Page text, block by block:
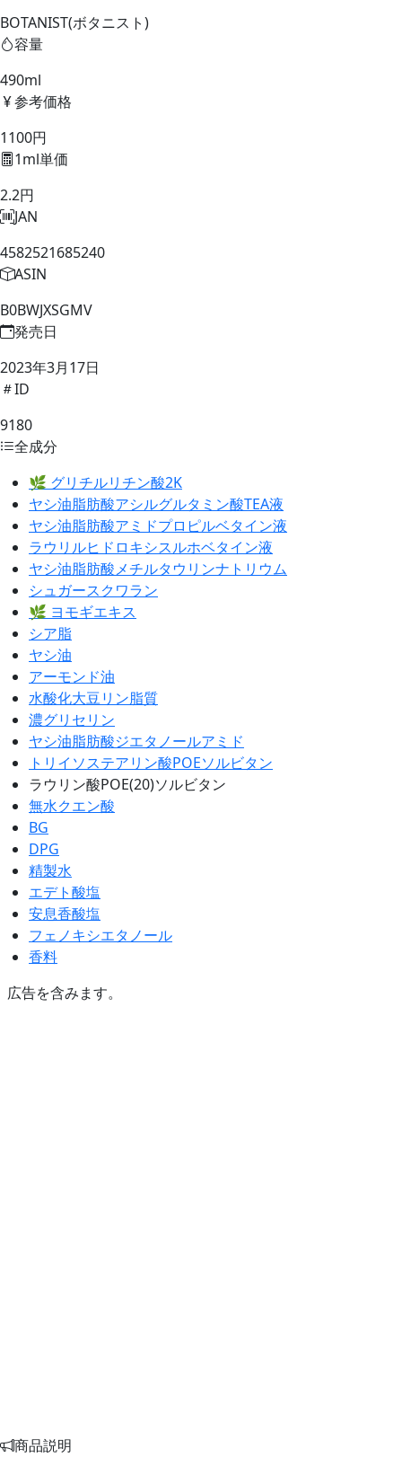
BOTANIST(ボタニスト)
容量
490ml
参考価格
1100円
1ml単価
2.2円
JAN
4582521685240
ASIN
B0BWJXSGMV
発売日
2023年3月17日
ID
9180
全成分
🌿 グリチルリチン酸2K
ヤシ油脂肪酸アシルグルタミン酸TEA液
ヤシ油脂肪酸アミドプロピルベタイン液
ラウリルヒドロキシスルホベタイン液
ヤシ油脂肪酸メチルタウリンナトリウム
シュガースクワラン
🌿 ヨモギエキス
シア脂
ヤシ油
アーモンド油
水酸化大豆リン脂質
濃グリセリン
ヤシ油脂肪酸ジエタノールアミド
トリイソステアリン酸POEソルビタン
ラウリン酸POE(20)ソルビタン
無水クエン酸
BG
DPG
精製水
エデト酸塩
安息香酸塩
フェノキシエタノール
香料
広告を含みます。
商品説明